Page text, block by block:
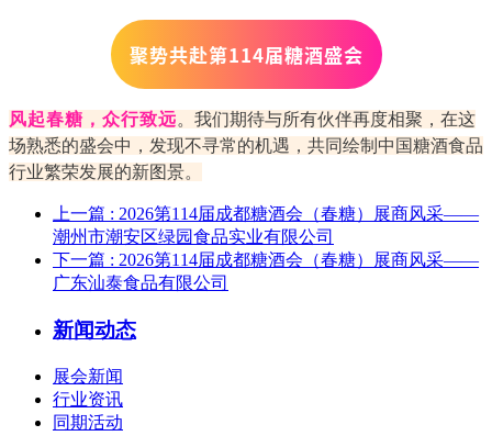
聚势共赴第114届糖酒盛会
风起春糖，众行致远。我们期待与所有伙伴再度相聚，在这
场熟悉的盛会中，发现不寻常的机遇，共同绘制中国糖酒食品
行业繁荣发展的新图景。
上一篇 : 2026第114届成都糖酒会（春糖）展商风采——
潮州市潮安区绿园食品实业有限公司
下一篇 : 2026第114届成都糖酒会（春糖）展商风采——
广东汕泰食品有限公司
新闻动态
展会新闻
行业资讯
同期活动